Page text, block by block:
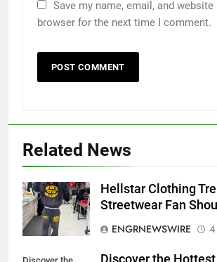
Save my name, email, and website
browser for the next time I comment.
Related News
Hellstar Clothing
Streetwear Fan
ENGRNEWSWIRE
4
Discover the
5
Accessories That
Simpler
GENARAL